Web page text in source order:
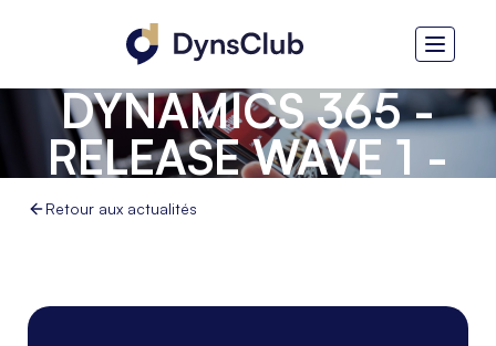
MICROSOFT
DYNAMICS 365 -
RELEASE WAVE 1 -
2025
Retour aux actualités